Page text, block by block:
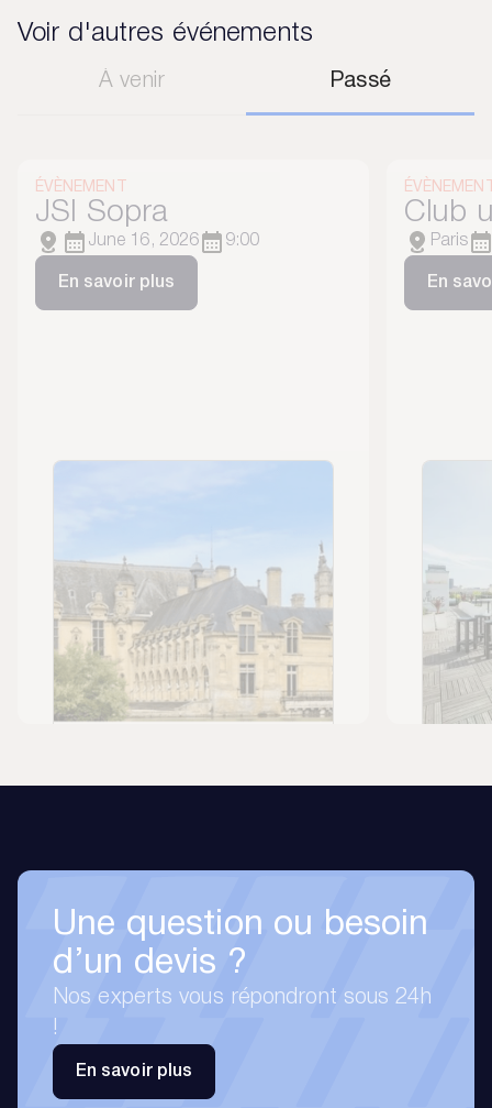
Voir d'autres événements
À venir Passé
ÉVÈNEMENT
JSI Sopra
June 16, 2026 9:00
En savoir plus
Club
Paris
En
Une question ou besoin
d’un devis ?
Nos experts vous répondront sous 24h
!
En savoir plus